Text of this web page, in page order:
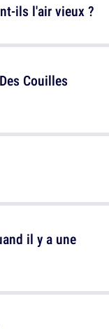
Couilles
il y a une
ils l'air vieux ?